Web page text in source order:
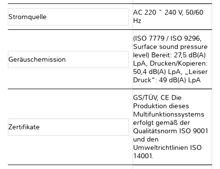
Stromquelle
AC 220 ~ 240 V, 50/60
Hz
Geräuschemission
(ISO 7779 / ISO 9296,
Surface sound pressure
level) Bereit: 27,5 dB(A)
LpA, Drucken/Kopieren:
50,4 dB(A) LpA, „Leiser
Druck“: 49 dB(A) LpA
Zertifikate
GS/TÜV, CE Die
Produktion dieses
Multifunktionssystems
erfolgt gemäß der
Qualitätsnorm ISO 9001
und den
Umweltrichtlinien ISO
14001.